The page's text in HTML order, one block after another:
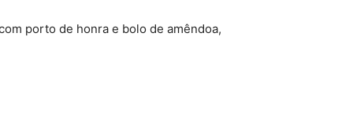
porto de honra e bolo de amêndoa,